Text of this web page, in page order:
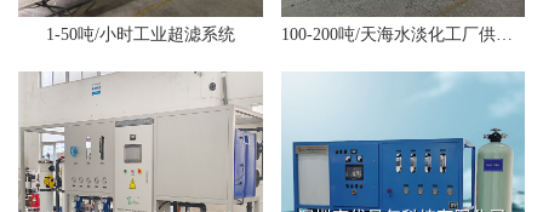
1-50吨/小时工业超滤系统 100-200吨/天海水淡化工厂供水系统